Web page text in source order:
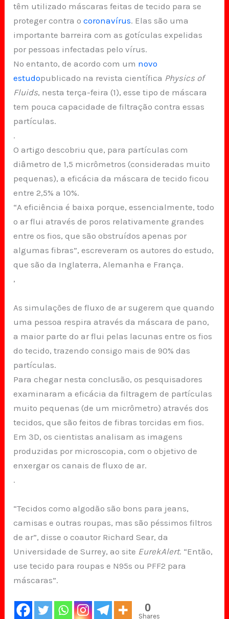
têm utilizado máscaras feitas de tecido para se
proteger contra ocoronavírus. Elas são uma
importante barreira com as gotículas expelidas
por pessoas infectadas pelo vírus.
No entanto, de acordo com um novo
estudopublicado na revista científica Physics of
Fluids, nesta terça-feira (1), esse tipo de máscara
tem pouca capacidade de filtração contra essas
partículas.
.
O artigo descobriu que, para partículas com
diâmetro de 1,5 micrômetros (consideradas muito
pequenas), a eficácia da máscara de tecido ficou
entre 2,5% a 10%.
“A eficiência é baixa porque, essencialmente, todo
o ar flui através de poros relativamente grandes
entre os fios, que são obstruídos apenas por
algumas fibras”, escreveram os autores do estudo,
que são da Inglaterra, Alemanha e França.
,
As simulações de fluxo de ar sugerem que quando
uma pessoa respira através da máscara de pano,
a maior parte do ar flui pelas lacunas entre os fios
do tecido, trazendo consigo mais de 90% das
partículas.
Para chegar nesta conclusão, os pesquisadores
examinaram a eficácia da filtragem de partículas
muito pequenas (de um micrômetro) através dos
tecidos, que são feitos de fibras torcidas em fios.
Em 3D, os cientistas analisam as imagens
produzidas por microscopia, com o objetivo de
enxergar os canais de fluxo de ar.
.
“Tecidos como algodão são bons para jeans,
camisas e outras roupas, mas são péssimos filtros
de ar”, disse o coautor Richard Sear, da
Universidade de Surrey, ao site EurekAlert. “Então,
use tecido para roupas e N95s ou PFF2 para
máscaras”.
0
Shares